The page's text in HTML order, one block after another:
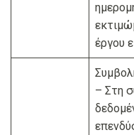
έργου
– Στη